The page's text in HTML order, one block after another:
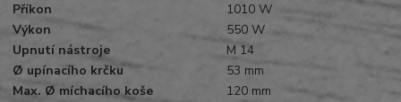
Příkon
1010 W
Výkon
550 W
Upnutí nástroje
M 14
Ø upínacího krčku
53 mm
Max. Ø míchacího koše
120 mm